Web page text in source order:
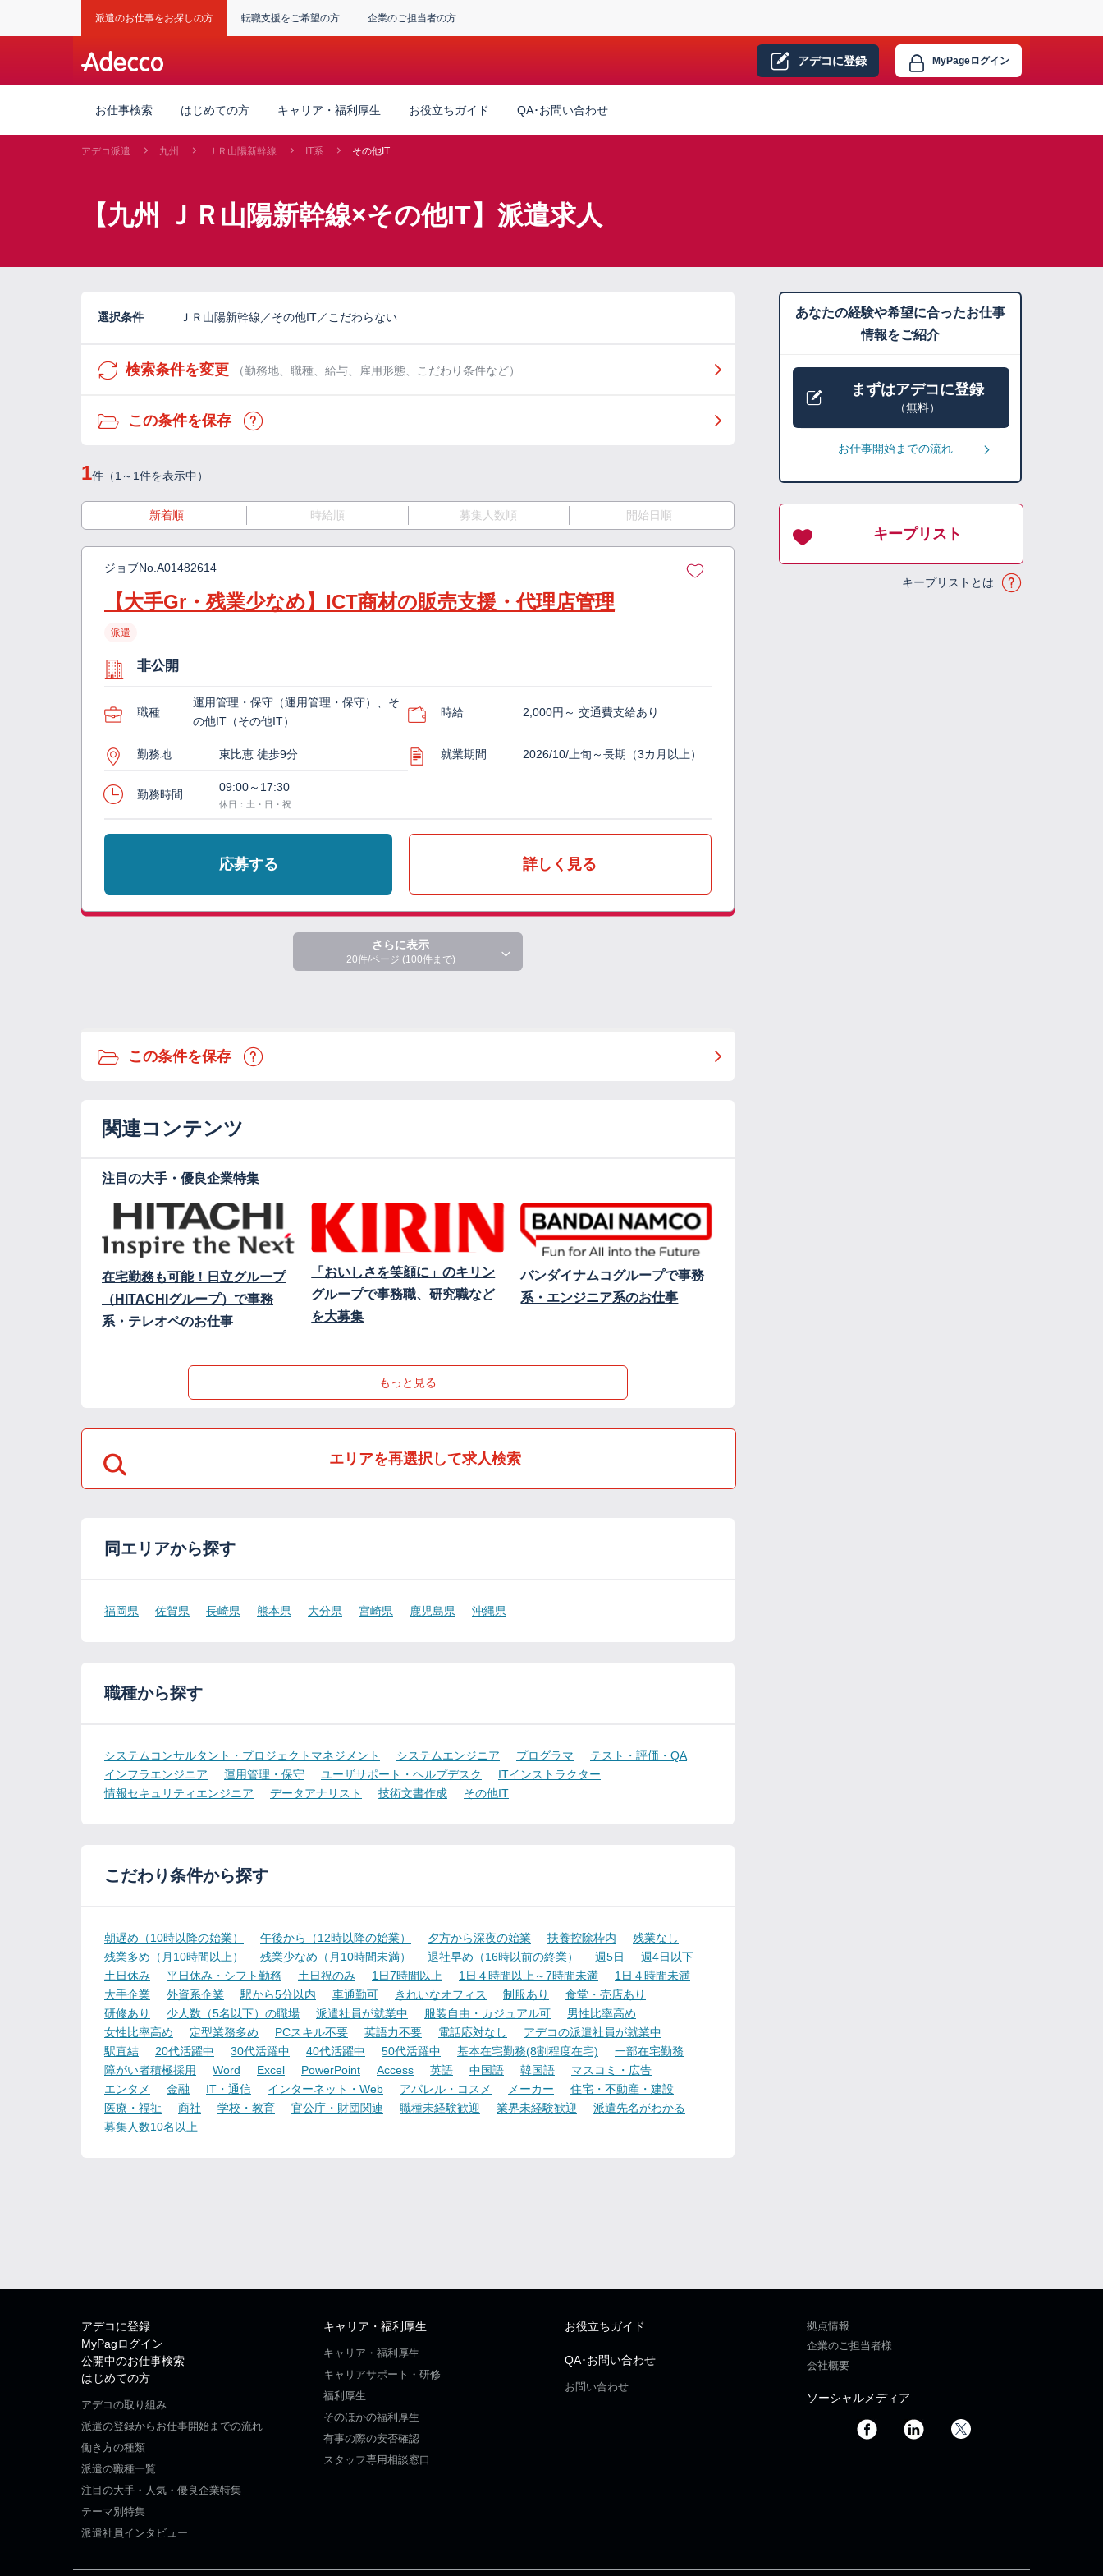
派遣のお仕事をお探しの方 転職支援をご希望の方 企業のご担当者の方
アデコに登録 MyPageログイン
お仕事検索 はじめての方 キャリア・福利厚生 お役立ちガイド QA･お問い合わせ
アデコ派遣 九州 ＪＲ山陽新幹線 IT系 その他IT
【九州 ＪＲ山陽新幹線×その他IT】派遣求人
選択条件 ＪＲ山陽新幹線／その他IT／こだわらない
検索条件を変更 （勤務地、職種、給与、雇用形態、こだわり条件など）
この条件を保存
1件（1～1件を表示中）
新着順 時給順 募集人数順 開始日順
ジョブNo. A01482614
【大手Gr・残業少なめ】ICT商材の販売支援・代理店管理
派遣
非公開
職種
運用管理・保守（運用管理・保守）、そ
の他IT（その他IT）
時給 2,000円～ 交通費支給あり
勤務地 東比恵 徒歩9分 就業期間 2026/10/上旬～長期（3カ月以上）
勤務時間
09:00～17:30
休日：土・日・祝
応募する 詳しく見る
さらに表示
20件/ページ (100件まで)
この条件を保存
関連コンテンツ
注目の大手・優良企業特集
在宅勤務も可能！日立グループ
（HITACHIグループ）で事務
系・テレオペのお仕事
「おいしさを笑顔に」のキリン
グループで事務職、研究職など
を大募集
バンダイナムコグループで事務
系・エンジニア系のお仕事
もっと見る
エリアを再選択して求人検索
同エリアから探す
福岡県 佐賀県 長崎県 熊本県 大分県 宮崎県 鹿児島県 沖縄県
職種から探す
システムコンサルタント・プロジェクトマネジメント システムエンジニア プログラマ
テスト・評価・QA
インフラエンジニア
運用管理・保守 ユーザサポート・ヘルプデスク
ITインストラクター
情報セキュリティエンジニア
データアナリスト 技術文書作成 その他IT
こだわり条件から探す
朝遅め（10時以降の始業） 午後から（12時以降の始業） 夕方から深夜の始業 扶養控除枠内
残業なし
残業多め（月10時間以上）
残業少なめ（月10時間未満） 退社早め（16時以前の終業） 週5日
週4日以下
土日休み
平日休み・シフト勤務 土日祝のみ 1日7時間以上 1日４時間以上～7時間未満
1日４時間未満
大手企業
外資系企業 駅から5分以内 車通勤可 きれいなオフィス 制服あり
食堂・売店あり
研修あり
少人数（5名以下）の職場 派遣社員が就業中 服装自由・カジュアル可
男性比率高め
女性比率高め
定型業務多め PCスキル不要 英語力不要 電話応対なし
アデコの派遣社員が就業中
駅直結
20代活躍中 30代活躍中 40代活躍中 50代活躍中 基本在宅勤務(8割程度在宅)
一部在宅勤務
障がい者積極採用
Word Excel PowerPoint Access 英語 中国語 韓国語
マスコミ・広告
エンタメ
金融 IT・通信 インターネット・Web アパレル・コスメ メーカー
住宅・不動産・建設
医療・福祉
商社 学校・教育 官公庁・財団関連 職種未経験歓迎 業界未経験歓迎
派遣先名がわかる
募集人数10名以上
あなたの経験や希望に合ったお仕事
情報をご紹介
まずはアデコに登録
（無料）
お仕事開始までの流れ
キープリスト
キープリストとは
アデコに登録
MyPagログイン
公開中のお仕事検索
はじめての方
アデコの取り組み
派遣の登録からお仕事開始までの流れ
働き方の種類
派遣の職種一覧
注目の大手・人気・優良企業特集
テーマ別特集
派遣社員インタビュー
キャリア・福利厚生
キャリア・福利厚生
キャリアサポート・研修
福利厚生
そのほかの福利厚生
有事の際の安否確認
スタッフ専用相談窓口
お役立ちガイド
QA･お問い合わせ
お問い合わせ
拠点情報
企業のご担当者様
会社概要
ソーシャルメディア